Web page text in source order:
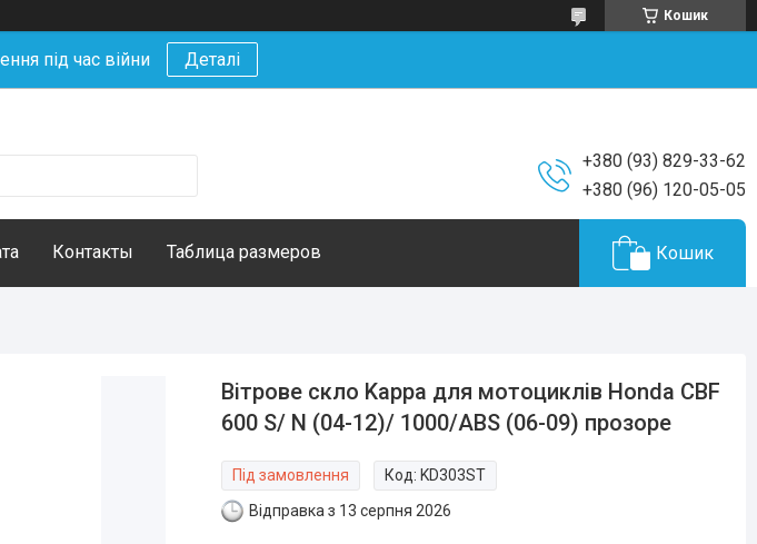
Кошик
під час війни Деталі
+380 (93) 829-33-62
+380 (96) 120-05-05
Контакты Таблица размеров Кошик
Вітрове скло Kappa для мотоциклів Honda CBF
600 S/ N (04-12)/ 1000/ABS (06-09) прозоре
Під замовлення Код: KD303ST
Відправка з 13 серпня 2026